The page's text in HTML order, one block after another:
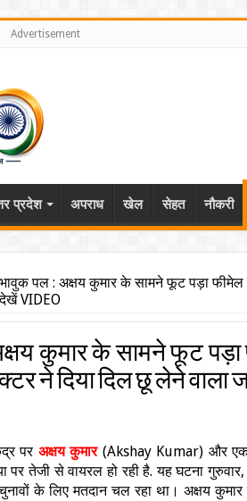
Advertisement
प्रदेश अपराध खेल सेहत नौकरी
भावुक पल : अक्षय कुमार के सामने फूट पड़ा फीमेल
VIDEO
कुमार के सामने फूट पड़ा
ने दिया दिल छू लेने वाला
पर अक्षय कुमार(Akshay Kumar) और
पर तेजी से वायरल हो रही है. यह घटना
के लिए मतदान चल रहा था। अक्षय